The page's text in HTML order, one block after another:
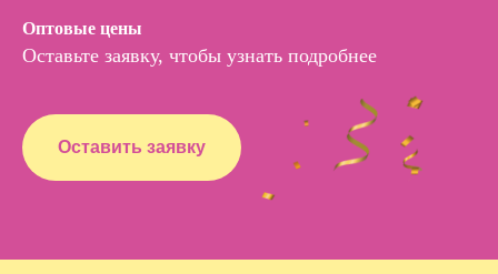
Оптовые цены
Оставьте заявку, чтобы узнать подробнее
Оставить заявку